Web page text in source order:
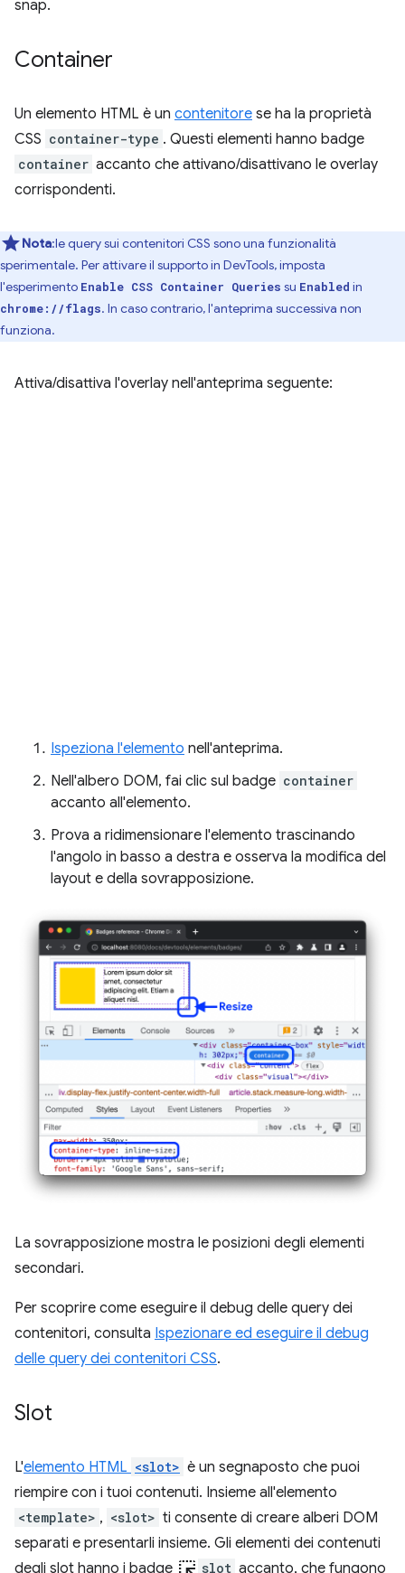
snap.
Container
Un elemento HTML è un contenitore se ha la proprietà
CSS container-type . Questi elementi hanno badge
container accanto che attivano/disattivano le overlay
corrispondenti.
Nota:le query sui contenitori CSS sono una funzionalità
sperimentale. Per attivare il supporto in DevTools, imposta
l'esperimento Enable CSS Container Queries su Enabled in
chrome://flags. In caso contrario, l'anteprima successiva non
funziona.
Attiva/disattiva l'overlay nell'anteprima seguente:
Ispeziona l'elemento nell'anteprima.
Nell'albero DOM, fai clic sul badge container
accanto all'elemento.
Prova a ridimensionare l'elemento trascinando
l'angolo in basso a destra e osserva la modifica del
layout e della sovrapposizione.
La sovrapposizione mostra le posizioni degli elementi
secondari.
Per scoprire come eseguire il debug delle query dei
contenitori, consulta Ispezionare ed eseguire il debug
delle query dei contenitori CSS.
Slot
L'elemento HTML <slot> è un segnaposto che puoi
riempire con i tuoi contenuti. Insieme all'elemento
<template> , <slot> ti consente di creare alberi DOM
separati e presentarli insieme. Gli elementi dei contenuti
degli slot hanno i badge
slot accanto, che fungono